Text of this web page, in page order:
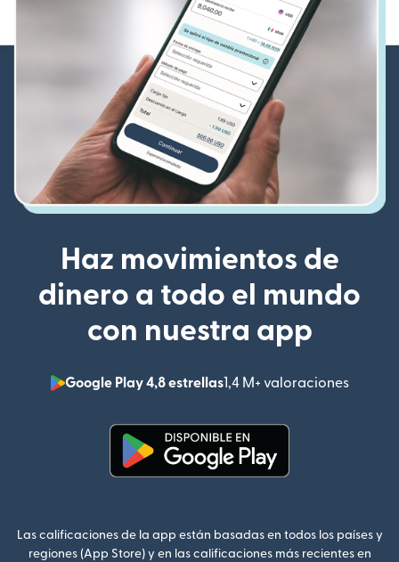
Haz movimientos de
dinero a todo el mundo
con nuestra app
Google Play 4,8 estrellas1,4 M+ valoraciones
(se
Las calificaciones de la app están basadas en todos los países y
regiones (App Store) y en las calificaciones más recientes en